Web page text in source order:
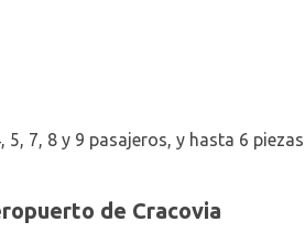
7, 8 y 9 pasajeros, y hasta 6 piezas
de Cracovia